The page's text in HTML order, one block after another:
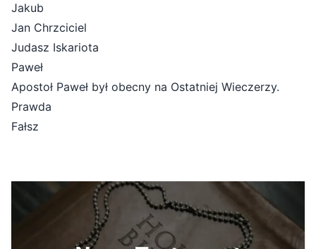
Jakub
Jan Chrzciciel
Judasz Iskariota
Paweł
Apostoł Paweł był obecny na Ostatniej Wieczerzy.
Prawda
Fałsz